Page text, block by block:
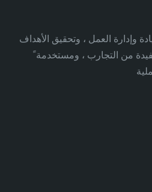
وإدارة العمل ، وتحقيق الأهداف
من التجارب ، ومستخدمة